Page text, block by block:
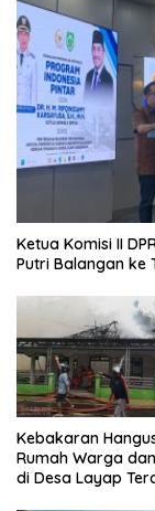
Ketua Komisi II
Putri Balangan ke
Kebakaran
Rumah Warga
di Desa Layap